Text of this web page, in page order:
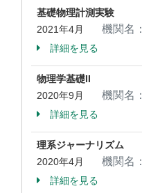
基礎物理計測実験
2021年4月
機関名：
詳細を見る
物理学基礎II
2020年9月
機関名：
詳細を見る
理系ジャーナリズム
2020年4月
機関名：
詳細を見る